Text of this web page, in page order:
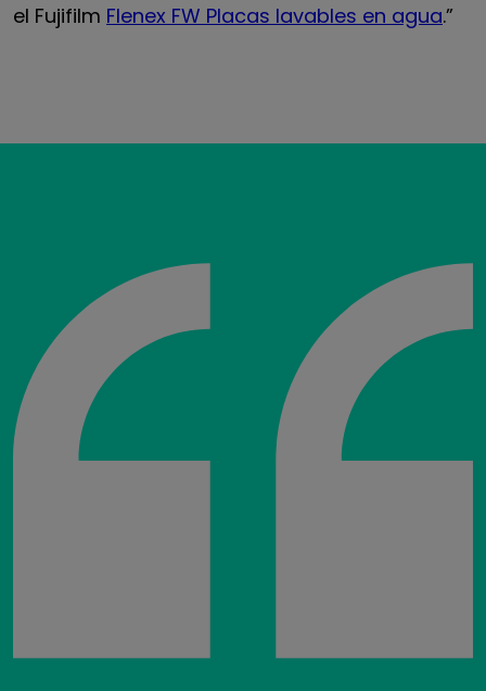
el Fujifilm Flenex FW Placas lavables en agua.”